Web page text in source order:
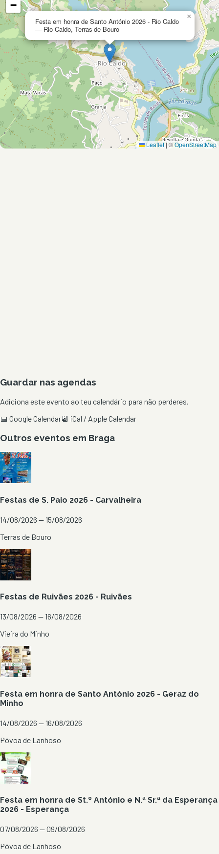
Festa em honra de Santo António 2026 - Rio Caldo
— Rio Caldo, Terras de Bouro
×
−
Leaflet | ©OpenStreetMap
Guardar nas agendas
Adiciona este evento ao teu calendário para não perderes.
📅 Google Calendar📆 iCal / Apple Calendar
Outros eventos em Braga
Festas de S. Paio 2026 - Carvalheira
14/08/2026 — 15/08/2026
Terras de Bouro
Festas de Ruivães 2026 - Ruivães
13/08/2026 — 16/08/2026
Vieira do Minho
Festa em honra de Santo António 2026 - Geraz do
Minho
14/08/2026 — 16/08/2026
Póvoa de Lanhoso
Festa em honra de St.º António e N.ª Sr.ª da Esperança
2026 - Esperança
07/08/2026 — 09/08/2026
Póvoa de Lanhoso